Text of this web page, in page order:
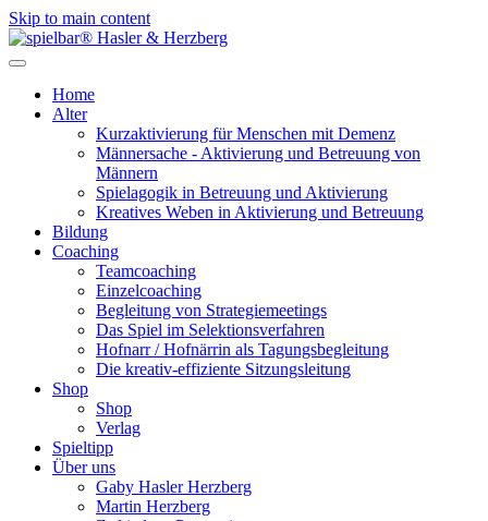
Skip to main content
Home
Alter
Kurzaktivierung für Menschen mit Demenz
Männersache - Aktivierung und Betreuung von
Männern
Spielagogik in Betreuung und Aktivierung
Kreatives Weben in Aktivierung und Betreuung
Bildung
Coaching
Teamcoaching
Einzelcoaching
Begleitung von Strategiemeetings
Das Spiel im Selektionsverfahren
Hofnarr / Hofnärrin als Tagungsbegleitung
Die kreativ-effiziente Sitzungsleitung
Shop
Shop
Verlag
Spieltipp
Über uns
Gaby Hasler Herzberg
Martin Herzberg